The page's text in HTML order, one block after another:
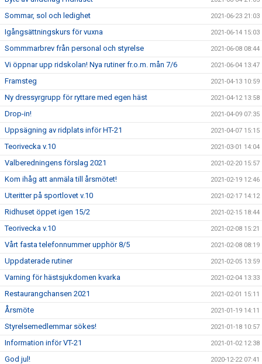
Sommar, sol och ledighet 2021-06-23 21:03
Igångsättningskurs för vuxna 2021-06-14 15:03
Sommmarbrev från personal och styrelse 2021-06-08 08:44
Vi öppnar upp ridskolan! Nya rutiner fr.o.m. mån 7/6 2021-06-04 13:47
Framsteg 2021-04-13 10:59
Ny dressyrgrupp för ryttare med egen häst 2021-04-12 13:58
Drop-in! 2021-04-09 07:35
Uppsägning av ridplats inför HT-21 2021-04-07 15:15
Teorivecka v.10 2021-03-01 14:04
Valberedningens förslag 2021 2021-02-20 15:57
Kom ihåg att anmäla till årsmötet! 2021-02-19 12:46
Uteritter på sportlovet v.10 2021-02-17 14:12
Ridhuset öppet igen 15/2 2021-02-15 18:44
Teorivecka v.10 2021-02-08 15:21
Vårt fasta telefonnummer upphör 8/5 2021-02-08 08:19
Uppdaterade rutiner 2021-02-05 13:59
Varning för hästsjukdomen kvarka 2021-02-04 13:33
Restaurangchansen 2021 2021-02-01 15:11
Årsmöte 2021-01-19 14:11
Styrelsemedlemmar sökes! 2021-01-18 10:57
Information inför VT-21 2021-01-02 12:38
God jul! 2020-12-22 07:41